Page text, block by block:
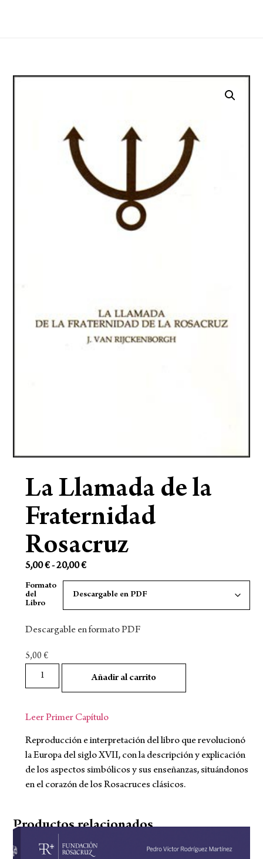
La Llamada de la
Fraternidad
Rosacruz
5,00€-20,00€
Formato
del
Libro
Descargable en formato PDF
5,00 €
Añadir al carrito
Leer Primer Capítulo
Reproducción e interpretación del libro que revolucionó
la Europa del siglo XVII, con la descripción y explicación
de los aspectos simbólicos y sus enseñanzas, situándonos
en el corazón de los Rosacruces clásicos.
Productos relacionados